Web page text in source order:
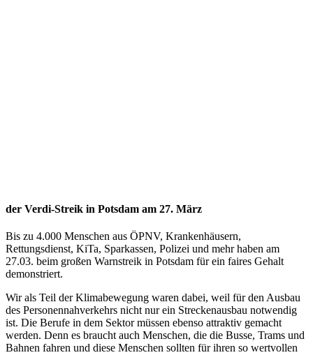
der Verdi-Streik in Potsdam am 27. März
Bis zu 4.000 Menschen aus ÖPNV, Krankenhäusern,
Rettungsdienst, KiTa, Sparkassen, Polizei und mehr haben am
27.03. beim großen Warnstreik in Potsdam für ein faires Gehalt
demonstriert.
Wir als Teil der Klimabewegung waren dabei, weil für den Ausbau
des Personennahverkehrs nicht nur ein Streckenausbau notwendig
ist. Die Berufe in dem Sektor müssen ebenso attraktiv gemacht
werden. Denn es braucht auch Menschen, die die Busse, Trams und
Bahnen fahren und diese Menschen sollten für ihren so wertvollen